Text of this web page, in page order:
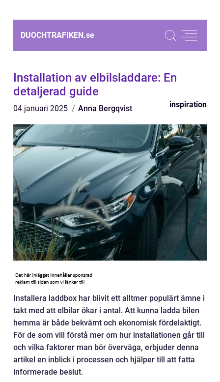
DUOCHTRAFIKEN.se
Installation av elbilsladdare: En
detaljerad guide
04 januari 2025 Anna Bergqvist inspiration
Installera laddbox har blivit ett alltmer populärt ämne i
takt med att elbilar ökar i antal. Att kunna ladda bilen
hemma är både bekvämt och ekonomisk fördelaktigt.
För de som vill förstå mer om hur installationen går till
och vilka faktorer man bör överväga, erbjuder denna
artikel en inblick i processen och hjälper till att fatta
informerade beslut.